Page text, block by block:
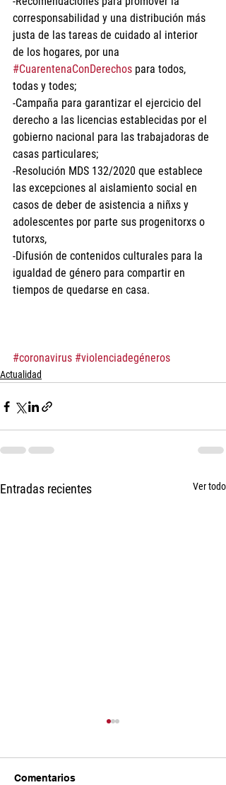
corresponsabilidad y una distribución más
justa de las tareas de cuidado al interior
de los hogares, por una
#CuarentenaConDerechos para todos,
todas y todes;
-Campaña para garantizar el ejercicio del
derecho a las licencias establecidas por el
gobierno nacional para las trabajadoras de
casas particulares;
-Resolución MDS 132/2020 que establece
las excepciones al aislamiento social en
casos de deber de asistencia a niñxs y
adolescentes por parte sus progenitorxs o
tutorxs,
-Difusión de contenidos culturales para la
igualdad de género para compartir en
tiempos de quedarse en casa.
#coronavirus #violenciadegéneros
Actualidad
Entradas recientes Ver todo
Comentarios